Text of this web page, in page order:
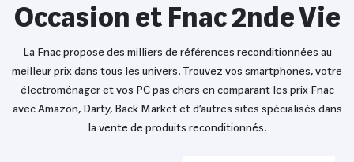
Occasion et Fnac 2nde Vie
La Fnac propose des milliers de références reconditionnées au
meilleur prix dans tous les univers. Trouvez vos smartphones, votre
électroménager et vos PC pas chers en comparant les prix Fnac
avec Amazon, Darty, Back Market et d’autres sites spécialisés dans
la vente de produits reconditionnés.